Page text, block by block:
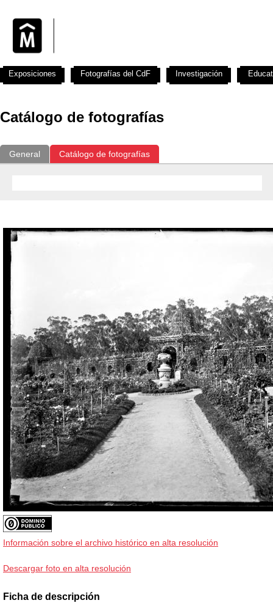
Catálogo de fotografías
General Catálogo de fotografías
Información sobre el archivo histórico en alta resolución
Descargar foto en alta resolución
Ficha de descripción
Exposiciones Fotografías del CdF Investigación